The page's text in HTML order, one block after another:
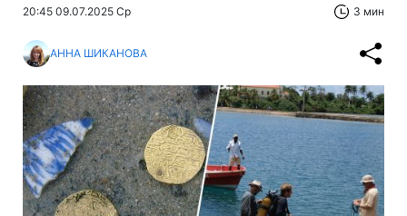
20:45 09.07.2025 Ср 3 мин
АННА ШИКАНОВА